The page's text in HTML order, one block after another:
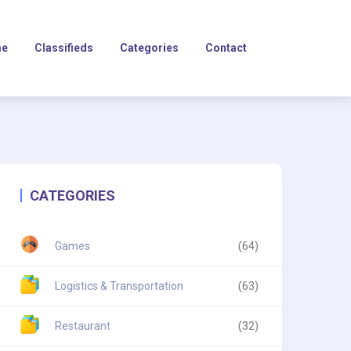
Classifieds Categories Contact
CATEGORIES
Games (64)
Logistics & Transportation (63)
Restaurant (32)